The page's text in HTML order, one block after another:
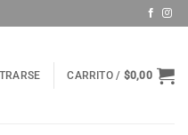
CARRITO / $0,00